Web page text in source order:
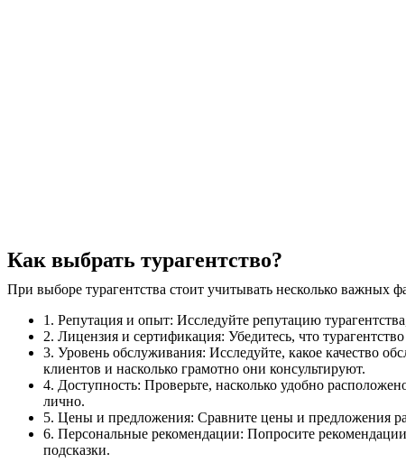
Как выбрать турагентство?
При выборе турагентства стоит учитывать несколько важных
1. Репутация и опыт: Исследуйте репутацию
2. Лицензия и сертификация: Убедитесь, что
3. Уровень обслуживания: Исследуйте, какое качество
клиентов и насколько грамотно они консультируют.
4. Доступность: Проверьте, насколько удобно
лично.
5. Цены и предложения: Сравните цены и предложения
6. Персональные рекомендации: Попросите
подсказки.